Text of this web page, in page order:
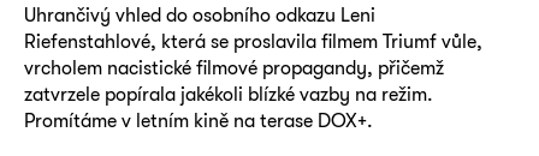
Uhrančivý vhled do osobního odkazu Leni
Riefenstahlové, která se proslavila filmem Triumf vůle,
vrcholem nacistické filmové propagandy, přičemž
zatvrzele popírala jakékoli blízké vazby na režim.
Promítáme v letním kině na terase DOX+.